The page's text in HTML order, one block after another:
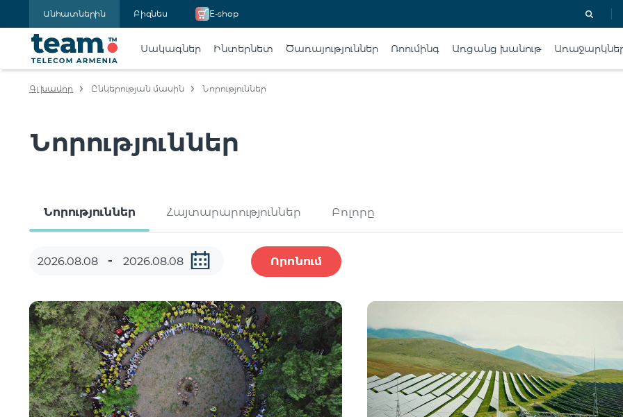
Անհատներին Բիզնես E-shop
Սակագներ Ինտերնետ Ծառայություններ Ռոումինգ Առցանց խանութ
Գլխավոր Ընկերության մասին Նորություններ
Նորություններ
Նորություններ Հայտարարություններ Բոլորը
Որոնում